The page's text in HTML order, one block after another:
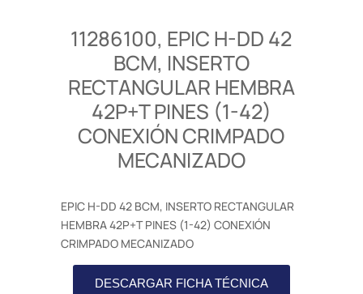
11286100, EPIC H-DD 42
BCM, INSERTO
RECTANGULAR HEMBRA
42P+T PINES (1-42)
CONEXIÓN CRIMPADO
MECANIZADO
EPIC H-DD 42 BCM, INSERTO RECTANGULAR
HEMBRA 42P+T PINES (1-42) CONEXIÓN
CRIMPADO MECANIZADO
DESCARGAR FICHA TÉCNICA